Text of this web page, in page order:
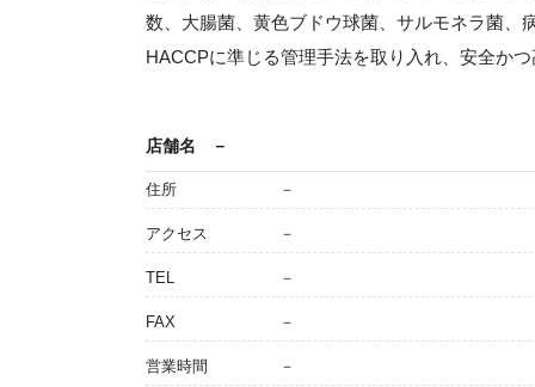
数、大腸菌、黄色ブドウ球菌、サルモネラ菌、
HACCPに準じる管理手法を取り入れ、安全か
店舗名 －
住所 －
アクセス －
TEL －
FAX －
営業時間 －